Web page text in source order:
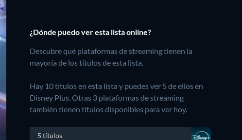
¿Dónde puedo ver esta lista online?
Descubre qué plataformas de streaming tienen la
mayoría de los títulos de esta lista.
Hay 10 títulos en esta lista y puedes ver 5 de ellos en
Disney Plus.Otras 3 plataformas de streaming
también tienen títulos disponibles para ver hoy.
5 títulos